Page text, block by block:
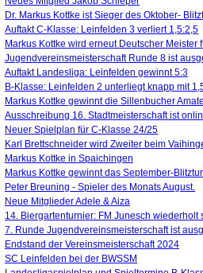
Dr. Markus Kottke ist Sieger des Oktober-
Auftakt C-Klasse: Leinfelden 3 verliert 1,5:2,5
Markus Kottke wird erneut Deutscher Meister
Jugendvereinsmeisterschaft Runde 8 ist
Auftakt Landesliga: Leinfelden gewinnt 5:3
B-Klasse: Leinfelden 2 unterliegt knapp mit
Markus Kottke gewinnt die Sillenbucher
Ausschreibung 16. Stadtmeisterschaft ist
Neuer Spielplan für C-Klasse 24/25
Karl Brettschneider wird Zweiter beim
Markus Kottke in Spaichingen
Markus Kottke gewinnt das September-
Peter Breuning - Spieler des Monats August.
Neue Mitglieder Adele & Aiza
14. Biergartenturnier: FM Junesch wiederholt
7. Runde Jugendvereinsmeisterschaft ist
Endstand der Vereinsmeisterschaft 2024
SC Leinfelden bei der BWSSM